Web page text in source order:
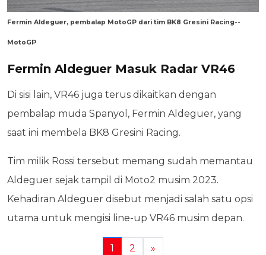
Fermin Aldeguer, pembalap MotoGP dari tim BK8 Gresini Racing--
MotoGP
Fermin Aldeguer Masuk Radar VR46
Di sisi lain, VR46 juga terus dikaitkan dengan
pembalap muda Spanyol, Fermin Aldeguer, yang
saat ini membela BK8 Gresini Racing.
Tim milik Rossi tersebut memang sudah memantau
Aldeguer sejak tampil di Moto2 musim 2023.
Kehadiran Aldeguer disebut menjadi salah satu opsi
utama untuk mengisi line-up VR46 musim depan.
1 2 »